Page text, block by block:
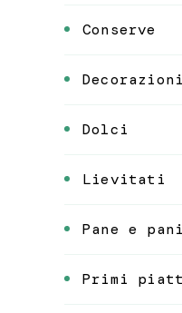
Conserve
Dolci
Lievitati
Pane e
Primi